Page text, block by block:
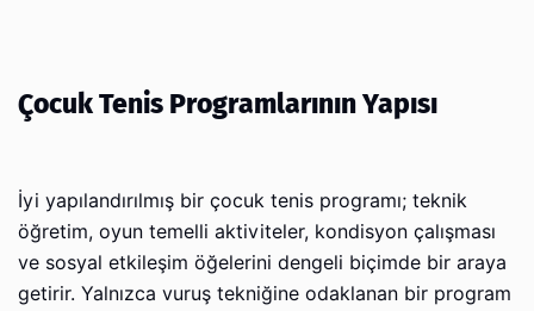
Çocuk Tenis Programlarının Yapısı
İyi yapılandırılmış bir çocuk tenis programı; teknik
öğretim, oyun temelli aktiviteler, kondisyon çalışması
ve sosyal etkileşim öğelerini dengeli biçimde bir araya
getirir. Yalnızca vuruş tekniğine odaklanan bir program